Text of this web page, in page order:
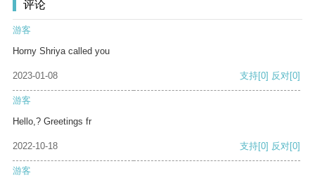
评论
游客
Horny Shriya called you
2023-01-08 支持[0] 反对[0]
游客
Hello,? Greetings fr
2022-10-18 支持[0] 反对[0]
游客